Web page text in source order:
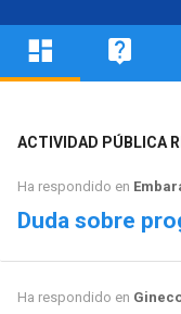
ACTIVIDAD PÚBLICA
Ha respondido en
Duda sobre
Ha respondido en